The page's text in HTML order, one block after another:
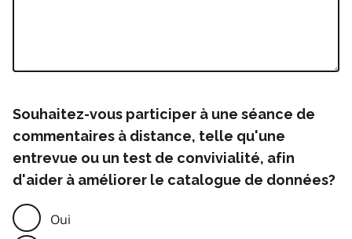
Souhaitez-vous participer à une séance de
commentaires à distance, telle qu'une
entrevue ou un test de convivialité, afin
d'aider à améliorer le catalogue de données?
Oui